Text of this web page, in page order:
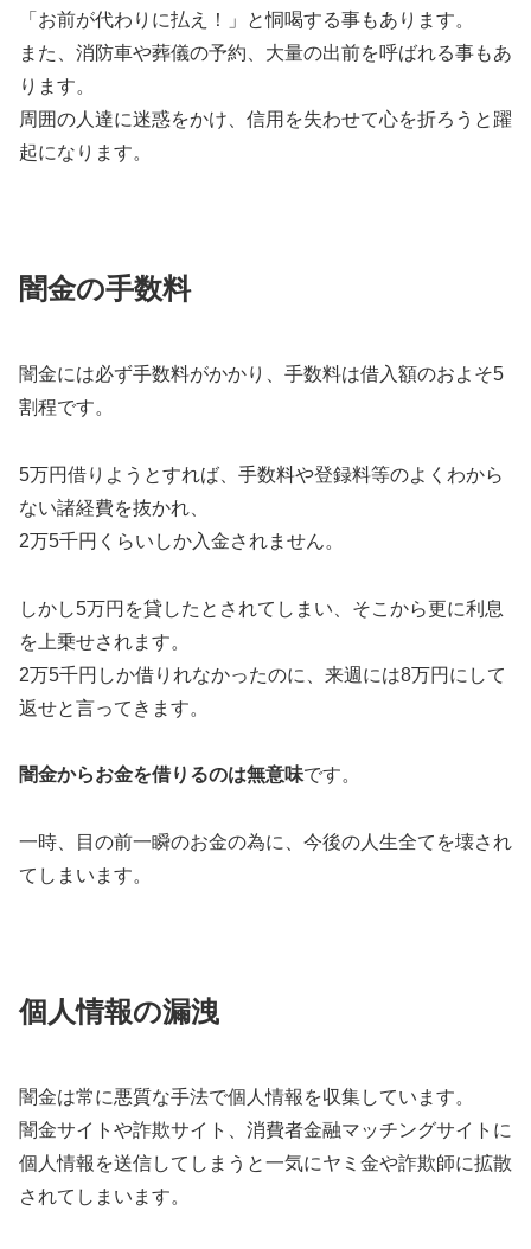
「お前が代わりに払え！」と恫喝する事もあります。
また、消防車や葬儀の予約、大量の出前を呼ばれる事もあ
ります。
周囲の人達に迷惑をかけ、信用を失わせて心を折ろうと躍
起になります。
闇金の手数料
闇金には必ず手数料がかかり、手数料は借入額のおよそ5
割程です。
5万円借りようとすれば、手数料や登録料等のよくわから
ない諸経費を抜かれ、
2万5千円くらいしか入金されません。
しかし5万円を貸したとされてしまい、そこから更に利息
を上乗せされます。
2万5千円しか借りれなかったのに、来週には8万円にして
返せと言ってきます。
闇金からお金を借りるのは無意味です。
一時、目の前一瞬のお金の為に、今後の人生全てを壊され
てしまいます。
個人情報の漏洩
闇金は常に悪質な手法で個人情報を収集しています。
闇金サイトや詐欺サイト、消費者金融マッチングサイトに
個人情報を送信してしまうと一気にヤミ金や詐欺師に拡散
されてしまいます。